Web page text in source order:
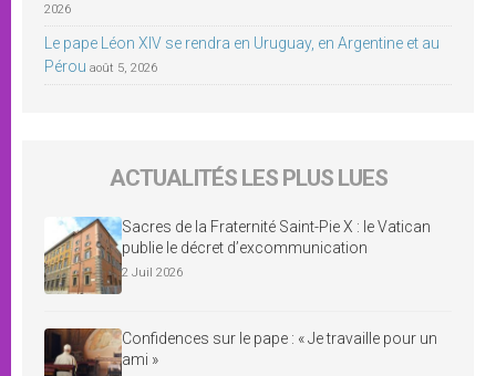
2026
Le pape Léon XIV se rendra en Uruguay, en Argentine et au
Pérou août 5, 2026
ACTUALITÉS LES PLUS LUES
Sacres de la Fraternité Saint-Pie X : le Vatican
publie le décret d’excommunication
2 Juil 2026
Confidences sur le pape : « Je travaille pour un
ami »